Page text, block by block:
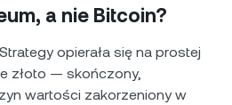
a nie Bitcoin?
opierała się na prostej
złoto — skończony,
wartości zakorzeniony w